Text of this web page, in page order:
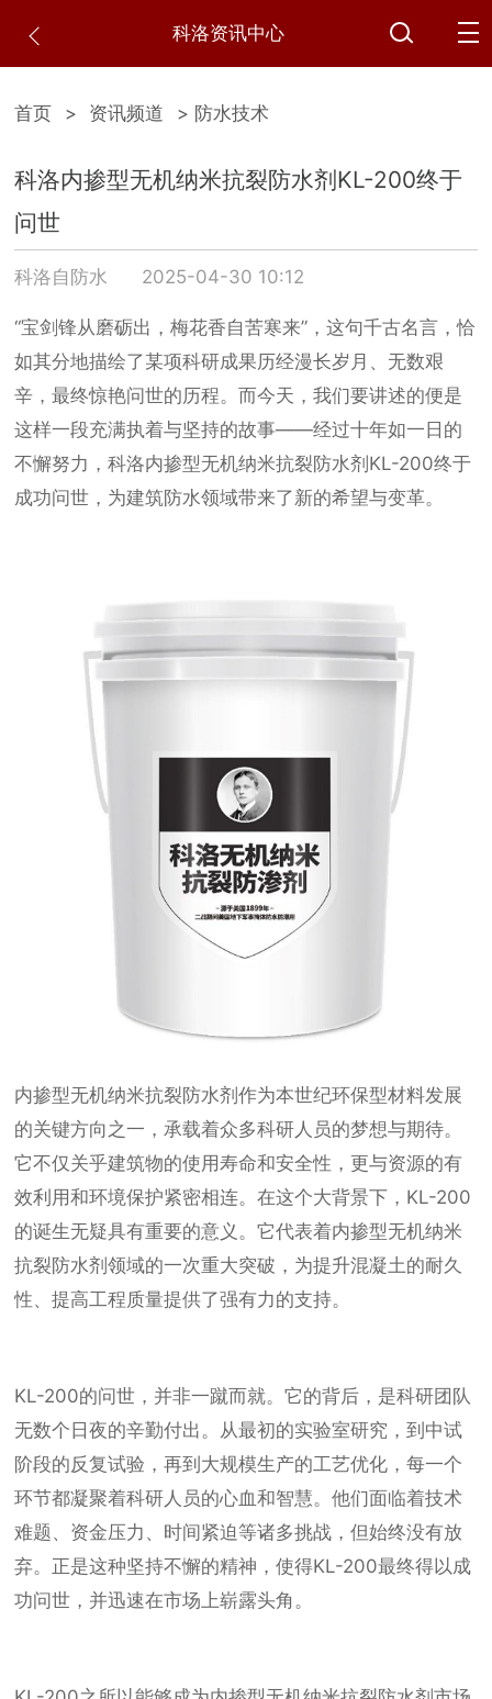
科洛资讯中心
首页 > 资讯频道 > 防水技术
科洛内掺型无机纳米抗裂防水剂KL-200终于
问世
科洛自防水 2025-04-30 10:12
“宝剑锋从磨砺出，梅花香自苦寒来”，这句千古名言，恰
如其分地描绘了某项科研成果历经漫长岁月、无数艰
辛，最终惊艳问世的历程。而今天，我们要讲述的便是
这样一段充满执着与坚持的故事——经过十年如一日的
不懈努力，科洛内掺型无机纳米抗裂防水剂KL-200终于
成功问世，为建筑防水领域带来了新的希望与变革。
内掺型无机纳米抗裂防水剂作为本世纪环保型材料发展
的关键方向之一，承载着众多科研人员的梦想与期待。
它不仅关乎建筑物的使用寿命和安全性，更与资源的有
效利用和环境保护紧密相连。在这个大背景下，KL-200
的诞生无疑具有重要的意义。它代表着内掺型无机纳米
抗裂防水剂领域的一次重大突破，为提升混凝土的耐久
性、提高工程质量提供了强有力的支持。
KL-200的问世，并非一蹴而就。它的背后，是科研团队
无数个日夜的辛勤付出。从最初的实验室研究，到中试
阶段的反复试验，再到大规模生产的工艺优化，每一个
环节都凝聚着科研人员的心血和智慧。他们面临着技术
难题、资金压力、时间紧迫等诸多挑战，但始终没有放
弃。正是这种坚持不懈的精神，使得KL-200最终得以成
功问世，并迅速在市场上崭露头角。